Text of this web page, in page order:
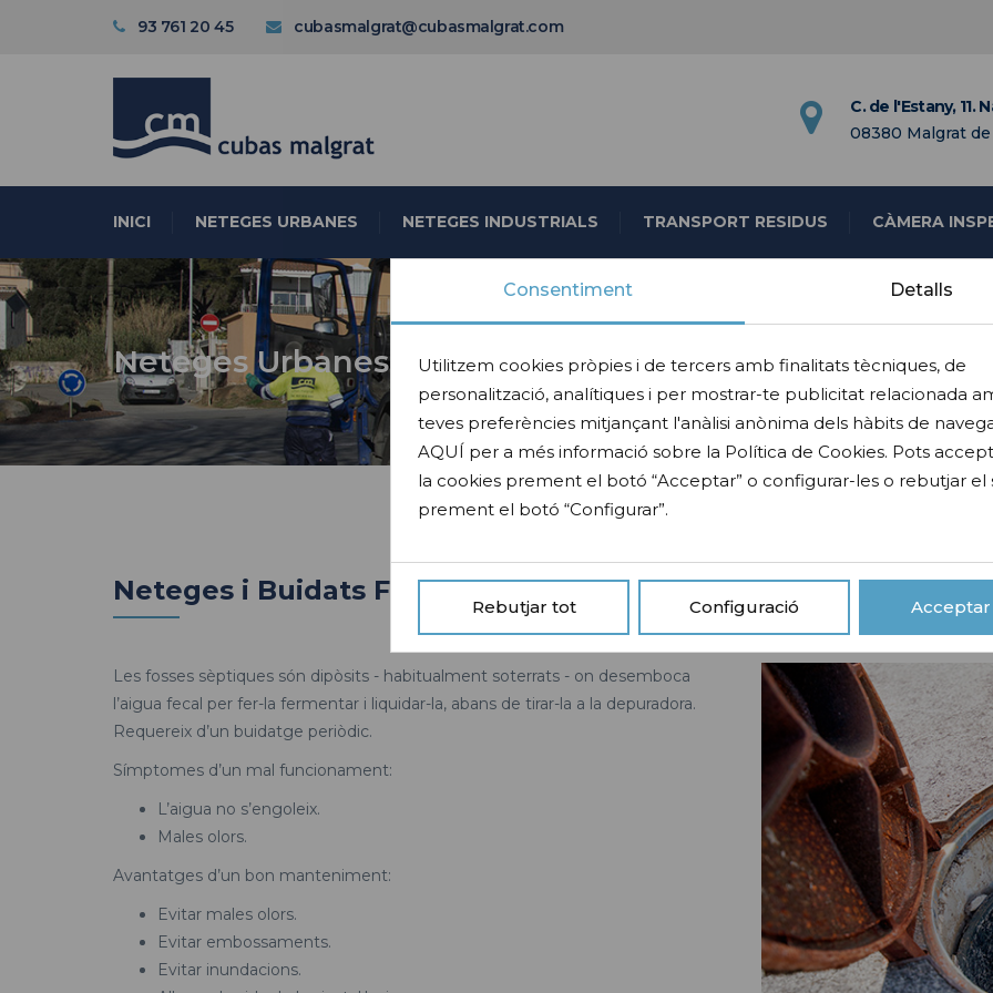
93 761 20 45 cubasmalgrat@cubasmalgrat.com
C. de l'Estany, 11.
08380 Malgrat
INICI NETEGES URBANES NETEGES INDUSTRIALS TRANSPORT RESIDUS CÀMERA
Neteges Urbanes
Neteges i Buidats Fosses Sèptiques
Les fosses sèptiques són dipòsits - habitualment soterrats - on desemboca
l’aigua fecal per fer-la fermentar i liquidar-la, abans de tirar-la a la depuradora.
Requereix d’un buidatge periòdic.
Símptomes d’un mal funcionament:
L’aigua no s’engoleix.
Males olors.
Avantatges d’un bon manteniment:
Evitar males olors.
Evitar embossaments.
Evitar inundacions.
Consentiment Detalls
Utilitzem cookies pròpies i de tercers amb finalitats tècniques, de
personalització, analítiques i per mostrar-te publicitat relacionada
teves preferències mitjançant l'anàlisi anònima dels hàbits de
AQUÍ per a més informació sobre la Política de Cookies. Pots
la cookies prement el botó “Acceptar” o configurar-les o rebutjar el
prement el botó “Configurar”.
Rebutjar tot Configuració